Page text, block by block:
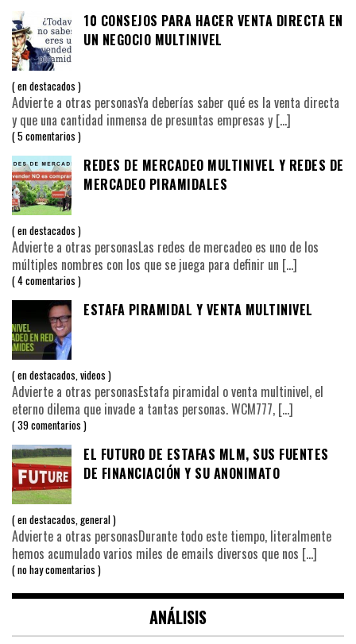
10 CONSEJOS PARA HACER VENTA DIRECTA EN
UN NEGOCIO MULTINIVEL
endestacados
Advierte a otras personasYa deberías saber qué es la venta directa
y que una cantidad inmensa de presuntas empresas y […]
5 comentarios
REDES DE MERCADEO MULTINIVEL Y REDES DE
MERCADEO PIRAMIDALES
endestacados
Advierte a otras personasLas redes de mercadeo es uno de los
múltiples nombres con los que se juega para definir un […]
4 comentarios
ESTAFA PIRAMIDAL Y VENTA MULTINIVEL
endestacados,videos
Advierte a otras personasEstafa piramidal o venta multinivel, el
eterno dilema que invade a tantas personas. WCM777, […]
39 comentarios
EL FUTURO DE ESTAFAS MLM, SUS FUENTES
DE FINANCIACIÓN Y SU ANONIMATO
endestacados,general
Advierte a otras personasDurante todo este tiempo, literalmente
hemos acumulado varios miles de emails diversos que nos […]
no hay comentarios
ANÁLISIS